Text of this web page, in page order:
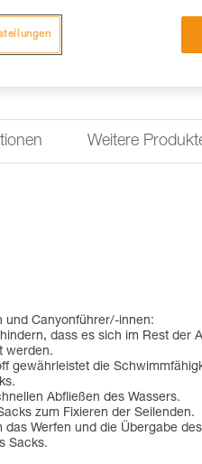
Weitere
und Canyonführer/-innen:
dass es sich im Rest
werden.
gewährleistet die
Abfließen des Wassers.
zum Fixieren der Seilenden.
Werfen und die Übergabe
Sacks.